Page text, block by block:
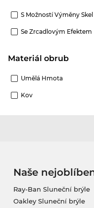
S Možností Výměny Skel
Se Zrcadlovým Efektem
Materiál obrub
Umělá Hmota
Kov
Naše
Ray-Ban Sluneční brýle
Oakley Sluneční brýle